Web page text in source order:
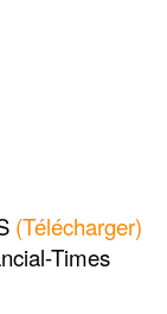
(Télécharger)
Times